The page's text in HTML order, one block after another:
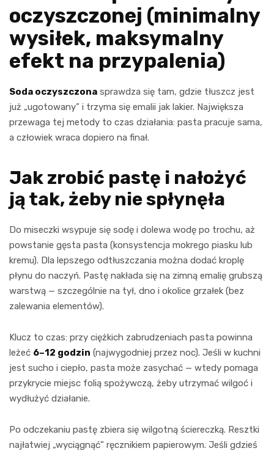
oczyszczonej (minimalny
wysiłek, maksymalny
efekt na przypalenia)
Soda oczyszczona sprawdza się tam, gdzie tłuszcz jest
już „ugotowany” i trzyma się emalii jak lakier. Największa
przewaga tej metody to czas działania: pasta pracuje sama,
a człowiek wraca dopiero na finał.
Jak zrobić pastę i nałożyć
ją tak, żeby nie spłynęła
Do miseczki wsypuje się sodę i dolewa wodę po trochu, aż
powstanie gęsta pasta (konsystencja mokrego piasku lub
kremu). Dla lepszego odtłuszczania można dodać kroplę
płynu do naczyń. Pastę nakłada się na zimną emalię grubszą
warstwą — szczególnie na tył, dno i okolice grzałek (bez
zalewania elementów).
Klucz to czas: przy ciężkich zabrudzeniach pasta powinna
leżeć 6–12 godzin (najwygodniej przez noc). Jeśli w kuchni
jest sucho i ciepło, pasta może zasychać — wtedy pomaga
przykrycie miejsc folią spożywczą, żeby utrzymać wilgoć i
wydłużyć działanie.
Po odczekaniu pastę zbiera się wilgotną ściereczką. Resztki
najłatwiej „wyciągnąć” ręcznikiem papierowym. Jeśli gdzieś